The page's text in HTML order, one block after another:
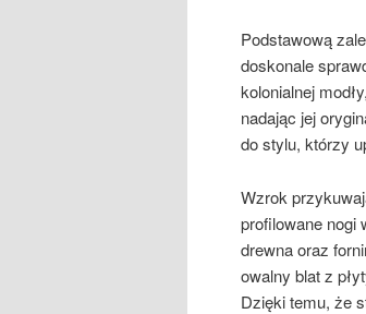
Podstawową
doskonale
kolonialnej
nadając jej
do stylu, którzy
Wzrok
profilowane nogi
drewna oraz
owalny blat z
Dzięki temu, że